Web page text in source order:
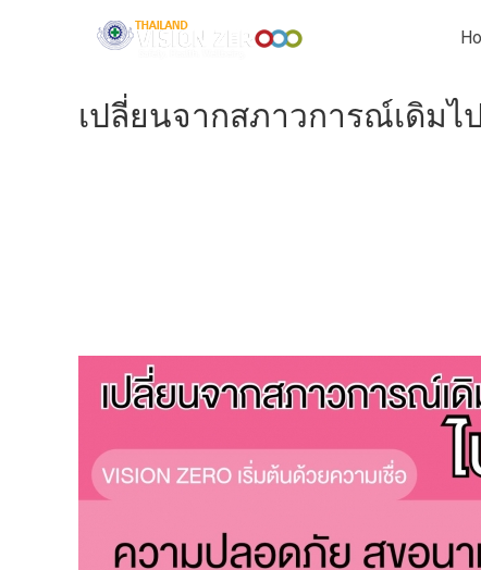
เปลี่ยนจากสภาวการณ์เดิม